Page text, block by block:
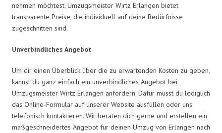
nehmen möchtest. Umzugsmeister Wirtz Erlangen bietet
transparente Preise, die individuell auf deine Bedürfnisse
zugeschnitten sind.
Unverbindliches Angebot
Um dir einen Überblick über die zu erwartenden Kosten zu geben,
kannst du ganz einfach ein unverbindliches Angebot bei
Umzugsmeister Wirtz Erlangen anfordern. Dafür musst du lediglich
das Online-Formular auf unserer Website ausfüllen oder uns
telefonisch kontaktieren. Wir beraten dich gerne und erstellen ein
maßgeschneidertes Angebot für deinen Umzug von Erlangen nach